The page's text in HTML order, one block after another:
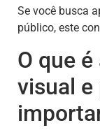
Se você busca
público, este
O que
visual e